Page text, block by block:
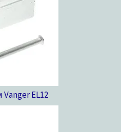
EL12